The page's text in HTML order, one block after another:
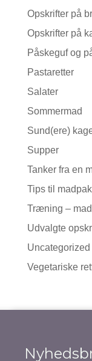
Opskrifter på
Opskrifter på
Påskeguf og
Pastaretter
Salater
Sommermad
Sund(ere)
Supper
Tanker fra en
Tips til
Træning –
Udvalgte
Uncategorized
Vegetariske